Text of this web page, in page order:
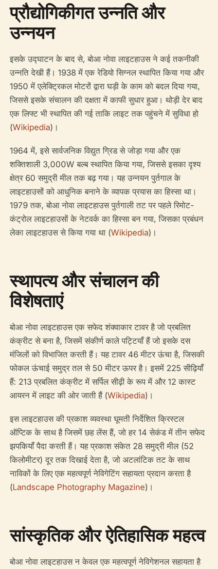
प्रौद्योगिकीगत उन्नति और
उन्नयन
इसके उद्घाटन के बाद से, बोआ नोवा लाइटहाउस ने कई तकनीकी
उन्नति देखी हैं। 1938 में एक रेडियो सिग्नल स्थापित किया गया और
1950 में एलेक्ट्रिकल मोटरों द्वारा घड़ी के काम को बदल दिया गया,
जिससे इसके संचालन की दक्षता में काफी सुधार हुआ। थोड़ी देर बाद
एक लिफ्ट भी स्थापित की गई ताकि लाइट तक पहुंचने में सुविधा हो
(Wikipedia)।
1964 में, इसे सार्वजनिक विद्युत ग्रिड से जोड़ा गया और एक
शक्तिशाली 3,000W बल्ब स्थापित किया गया, जिससे इसका दृश्य
क्षेत्र 60 समुद्री मील तक बढ़ गया। यह उन्नयन पुर्तगाल के
लाइटहाउसों को आधुनिक बनाने के व्यापक प्रयास का हिस्सा था।
1979 तक, बोआ नोवा लाइटहाउस पुर्तगाली तट पर पहले रिमोट-
कंट्रोल लाइटहाउसों के नेटवर्क का हिस्सा बन गया, जिसका प्रबंधन
लेका लाइटहाउस से किया गया था (Wikipedia)।
स्थापत्य और संचालन की
विशेषताएं
बोआ नोवा लाइटहाउस एक सफेद शंक्वाकार टावर है जो प्रबलित
कंक्रीट से बना है, जिसमें संकीर्ण काले पट्टियाँ हैं जो इसके दस
मंजिलों को विभाजित करती हैं। यह टावर 46 मीटर ऊंचा है, जिसकी
फोकल ऊंचाई समुद्र तल से 50 मीटर ऊपर है। इसमें 225 सीढ़ियाँ
हैं: 213 प्रबलित कंक्रीट में सर्पिल सीढ़ी के रूप में और 12 कास्ट
आयरन में लाइट की ओर जाती हैं (Wikipedia)।
इस लाइटहाउस की प्रकाश व्यवस्था घूमती निर्देशित क्रिस्टल
ऑप्टिक के साथ है जिसमें छह लेंस हैं, जो हर 14 सेकंड में तीन सफेद
झपकियाँ पैदा करती हैं। यह प्रकाश संकेत 28 समुद्री मील (52
किलोमीटर) दूर तक दिखाई देता है, जो अटलांटिक तट के साथ
नाविकों के लिए एक महत्वपूर्ण नेविगेटिंग सहायता प्रदान करता है
(Landscape Photography Magazine)।
सांस्कृतिक और ऐतिहासिक महत्व
बोआ नोवा लाइटहाउस न केवल एक महत्वपूर्ण नेविगेशनल सहायता है